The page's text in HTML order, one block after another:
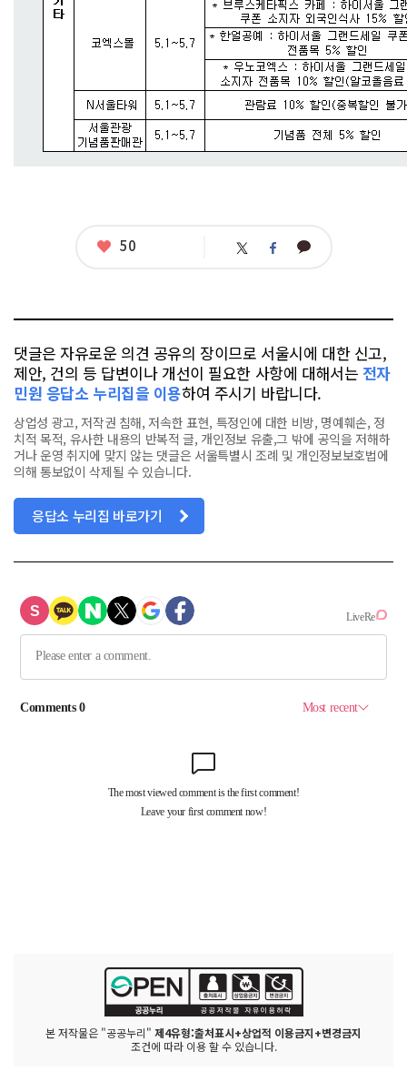
좋
50 트 페 카
댓글은 자유로운 의견 공유의 장이므로 서울시에 대한 신고,
제안, 건의 등 답변이나 개선이 필요한 사항에 대해서는 전자
민원 응답소 누리집을 이용하여 주시기 바랍니다.
상업성 광고, 저작권 침해, 저속한 표현, 특정인에 대한 비방, 명예훼손, 정
치적 목적, 유사한 내용의 반복적 글, 개인정보 유출,그 밖에 공익을 저해하
거나 운영 취지에 맞지 않는 댓글은 서울특별시 조례 및 개인정보보호법에
의해 통보없이 삭제될 수 있습니다.
응답소 누리집 바로가기
본 저작물은 "공공누리" 제4유형:출처표시+상업적 이용금지+변경금지
조건에 따라 이용 할 수 있습니다.